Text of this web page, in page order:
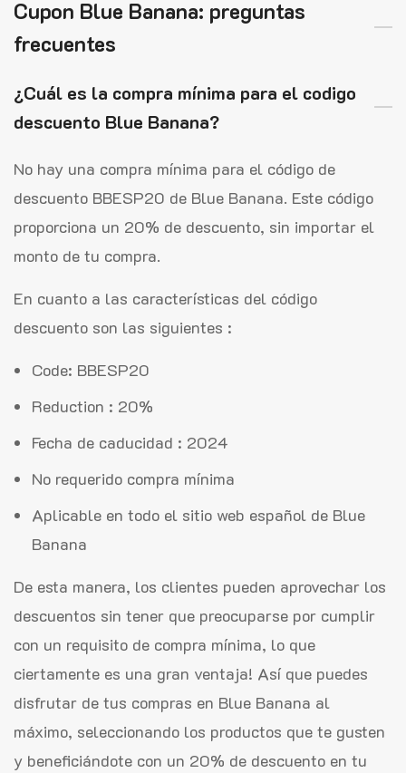
Cupon Blue Banana: preguntas
frecuentes
¿Cuál es la compra mínima para el codigo
descuento Blue Banana?
No hay una compra mínima para el código de
descuento BBESP20 de Blue Banana. Este código
proporciona un 20% de descuento, sin importar el
monto de tu compra.
En cuanto a las características del código
descuento son las siguientes :
Code: BBESP20
Reduction : 20%
Fecha de caducidad : 2024
No requerido compra mínima
Aplicable en todo el sitio web español de Blue
Banana
De esta manera, los clientes pueden aprovechar los
descuentos sin tener que preocuparse por cumplir
con un requisito de compra mínima, lo que
ciertamente es una gran ventaja! Así que puedes
disfrutar de tus compras en Blue Banana al
máximo, seleccionando los productos que te gusten
y beneficiándote con un 20% de descuento en tu